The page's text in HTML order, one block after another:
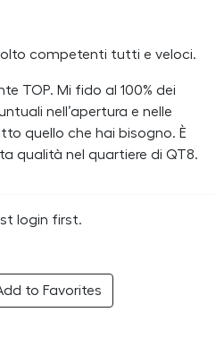
competenti tutti e veloci.
TOP. Mi fido al 100% dei
nell’apertura e nelle
quello che hai bisogno. È
qualità nel quartiere di QT8.
login first.
to Favorites